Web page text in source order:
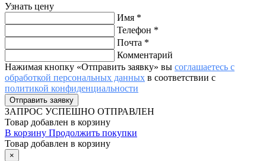
Узнать цену
Имя *
Телефон *
Почта *
Комментарий
Нажимая кнопку «Отправить заявку» вы соглашаетесь с
обработкой персональных данных в соответствии с
политикой конфиденциальности
ЗАПРОС УСПЕШНО ОТПРАВЛЕН
Товар добавлен в корзину
В корзину Продолжить покупки
Товар добавлен в корзину
×